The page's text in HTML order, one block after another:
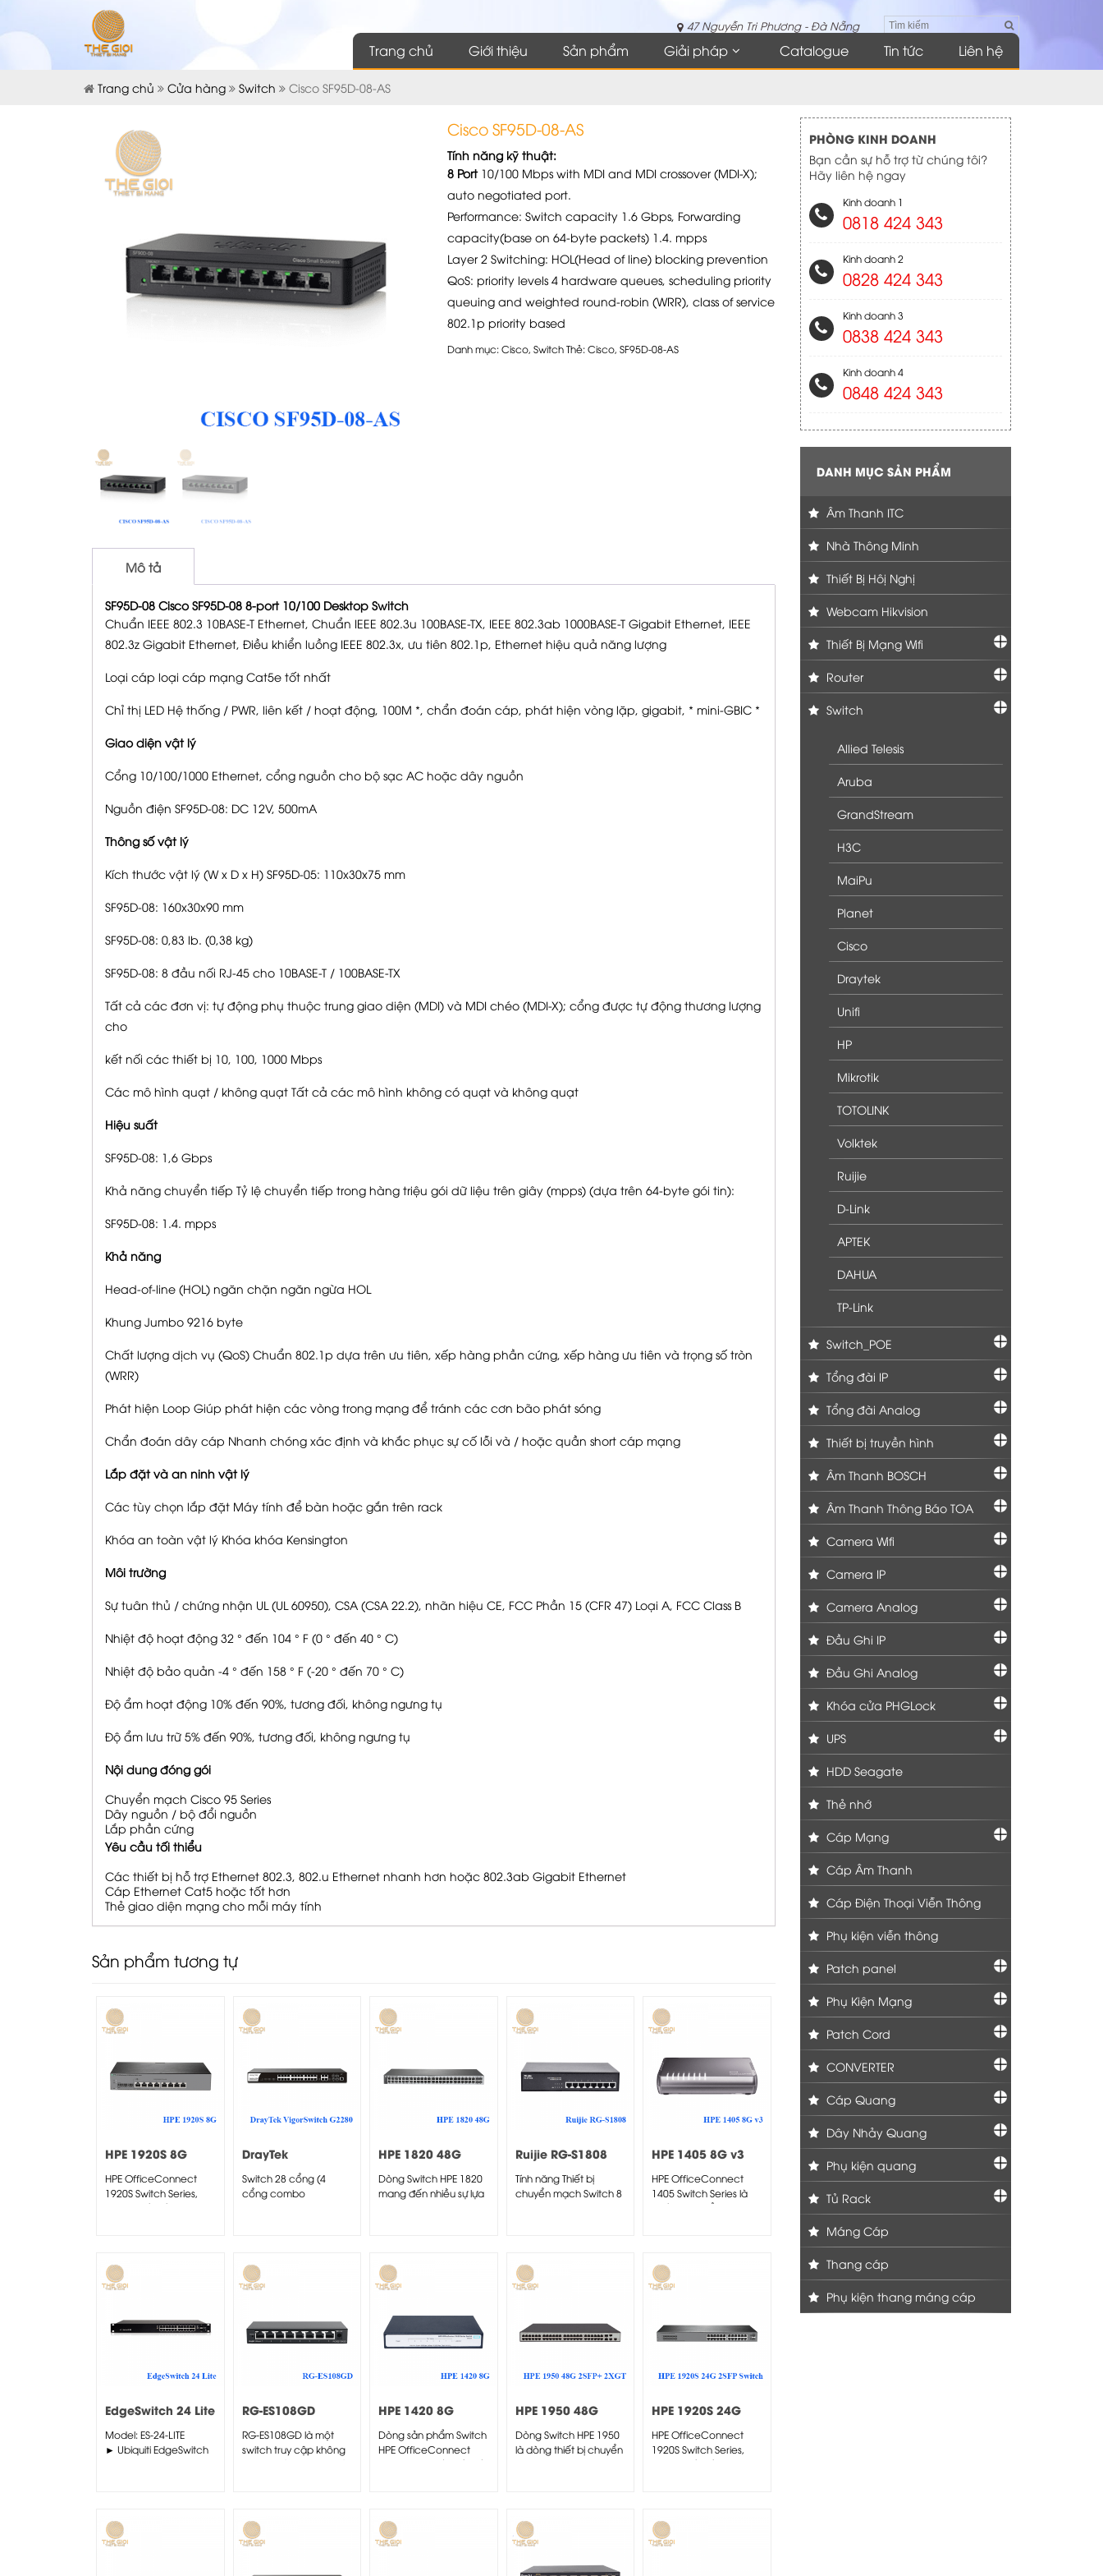
47 Nguyễn Tri Phương - Đà Nẵng
Trang chủ Giới thiệu Sản phẩm Giải pháp Catalogue Tin tức Liên hệ
Trang chủ Cửa hàng Switch Cisco SF95D-08-AS
Cisco SF95D-08-AS
Tính năng kỹ thuật:
8 Port 10/100 Mbps with MDI and MDI crossover (MDI-X);
auto negotiated port.
Performance: Switch capacity 1.6 Gbps, Forwarding
capacity(base on 64-byte packets) 1.4. mpps
Layer 2 Switching: HOL(Head of line) blocking prevention
QoS: priority levels 4 hardware queues, scheduling priority
queuing and weighted round-robin (WRR), class of service
802.1p priority based
Danh mục:Cisco, SwitchThẻ:Cisco, SF95D-08-AS
Mô tả
SF95D-08 Cisco SF95D-08 8-port 10/100 Desktop Switch
Chuẩn IEEE 802.3 10BASE-T Ethernet, Chuẩn IEEE 802.3u 100BASE-TX, IEEE 802.3ab 1000BASE-T Gigabit Ethernet, IEEE
802.3z Gigabit Ethernet, Điều khiển luồng IEEE 802.3x, ưu tiên 802.1p, Ethernet hiệu quả năng lượng
Loại cáp loại cáp mạng Cat5e tốt nhất
Chỉ thị LED Hệ thống / PWR, liên kết / hoạt động, 100M *, chẩn đoán cáp, phát hiện vòng lặp, gigabit, * mini-GBIC *
Giao diện vật lý
Cổng 10/100/1000 Ethernet, cổng nguồn cho bộ sạc AC hoặc dây nguồn
Nguồn điện SF95D-08: DC 12V, 500mA
Thông số vật lý
Kích thước vật lý (W x D x H) SF95D-05: 110x30x75 mm
SF95D-08: 160x30x90 mm
SF95D-08: 0,83 lb. (0,38 kg)
SF95D-08: 8 đầu nối RJ-45 cho 10BASE-T / 100BASE-TX
Tất cả các đơn vị: tự động phụ thuộc trung giao diện (MDI) và MDI chéo (MDI-X); cổng được tự động thương lượng
cho
kết nối các thiết bị 10, 100, 1000 Mbps
Các mô hình quạt / không quạt Tất cả các mô hình không có quạt và không quạt
Hiệu suất
SF95D-08: 1,6 Gbps
Khả năng chuyển tiếp Tỷ lệ chuyển tiếp trong hàng triệu gói dữ liệu trên giây (mpps) (dựa trên 64-byte gói tin):
SF95D-08: 1.4. mpps
Khả năng
Head-of-line (HOL) ngăn chặn ngăn ngừa HOL
Khung Jumbo 9216 byte
Chất lượng dịch vụ (QoS) Chuẩn 802.1p dựa trên ưu tiên, xếp hàng phần cứng, xếp hàng ưu tiên và trọng số tròn
(WRR)
Phát hiện Loop Giúp phát hiện các vòng trong mạng để tránh các cơn bão phát sóng
Chẩn đoán dây cáp Nhanh chóng xác định và khắc phục sự cố lỗi và / hoặc quần short cáp mạng
Lắp đặt và an ninh vật lý
Các tùy chọn lắp đặt Máy tính để bàn hoặc gắn trên rack
Khóa an toàn vật lý Khóa khóa Kensington
Môi trường
Sự tuân thủ / chứng nhận UL (UL 60950), CSA (CSA 22.2), nhãn hiệu CE, FCC Phần 15 (CFR 47) Loại A, FCC Class B
Nhiệt độ hoạt động 32 ° đến 104 ° F (0 ° đến 40 ° C)
Nhiệt độ bảo quản -4 ° đến 158 ° F (-20 ° đến 70 ° C)
Độ ẩm hoạt động 10% đến 90%, tương đối, không ngưng tụ
Độ ẩm lưu trữ 5% đến 90%, tương đối, không ngưng tụ
Nội dung đóng gói
Chuyển mạch Cisco 95 Series
Dây nguồn / bộ đổi nguồn
Lắp phần cứng
Yêu cầu tối thiểu
Các thiết bị hỗ trợ Ethernet 802.3, 802.u Ethernet nhanh hơn hoặc 802.3ab Gigabit Ethernet
Cáp Ethernet Cat5 hoặc tốt hơn
Thẻ giao diện mạng cho mỗi máy tính
Sản phẩm tương tự
HPE 1920S 8G
Switch
HPE OfficeConnect
1920S Switch Series,
được thiết kế cho các
DrayTek
VigorSwitch
G2280
Switch 28 cổng (4
cổng combo
HPE 1820 48G
Switch
Dòng Switch HPE 1820
mang đến nhiều sự lựa
Ruijie RG-S1808
Tính năng Thiết bị
chuyển mạch Switch 8
HPE 1405 8G v3
Switch
HPE OfficeConnect
1405 Switch Series là
thiết bị chuyển mạch
EdgeSwitch 24 Lite
Model: ES-24-LITE
► Ubiquiti EdgeSwitch
RG-ES108GD
RG-ES108GD là một
switch truy cập không
HPE 1420 8G
Switch
Dòng sản phẩm Switch
HPE OfficeConnect
1420 cung cấp kết nối
HPE 1950 48G
2SFP+ 2XGT
Switch
Dòng Switch HPE 1950
là dòng thiết bị chuyển
HPE 1920S 24G
2SFP Switch
HPE OfficeConnect
1920S Switch Series,
được thiết kế cho các
PHÒNG KINH DOANH
Bạn cần sự hỗ trợ từ chúng tôi?
Hãy liên hệ ngay
Kinh doanh 1
0818 424 343
Kinh doanh 2
0828 424 343
Kinh doanh 3
0838 424 343
Kinh doanh 4
0848 424 343
DANH MỤC SẢN PHẨM
Âm Thanh ITC
Nhà Thông Minh
Thiết Bị Hôị Nghị
Webcam Hikvision
Thiết Bị Mạng Wifi
Router
Switch
Allied Telesis
Aruba
GrandStream
H3C
MaiPu
Planet
Cisco
Draytek
Unifi
HP
Mikrotik
TOTOLINK
Volktek
Ruijie
D-Link
APTEK
DAHUA
TP-Link
Switch_POE
Tổng đài IP
Tổng đài Analog
Thiết bị truyền hình
Âm Thanh BOSCH
Âm Thanh Thông Báo TOA
Camera Wifi
Camera IP
Camera Analog
Đầu Ghi IP
Đầu Ghi Analog
Khóa cửa PHGLock
UPS
HDD Seagate
Thẻ nhớ
Cáp Mạng
Cáp Âm Thanh
Cáp Điện Thoại Viễn Thông
Phụ kiện viễn thông
Patch panel
Phụ Kiện Mạng
Patch Cord
CONVERTER
Cáp Quang
Dây Nhảy Quang
Phụ kiện quang
Tủ Rack
Máng Cáp
Thang cáp
Phụ kiện thang máng cáp